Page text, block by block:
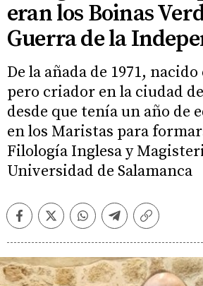
eran los Boinas
Guerra de la
De la añada de 1971,
pero criador en la ciudad
desde que tenía un año de
en los Maristas para
Filología Inglesa y
Universidad de Salamanca
FacebookTwitterWhatsappTelegramCopiar